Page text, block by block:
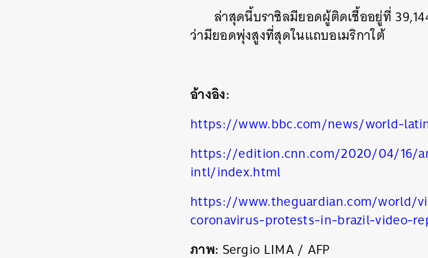
ล่าสุดนี้บราซิลมียอดผู้ติดเชื้ออยู่ที่
ว่ามียอดพุ่งสูงที่สุดในแถบอเมริกาใต้
อ้างอิง:
https://www.bbc.com/news/world-
https://edition.cnn.com/2020/04/16/
intl/index.html
https://www.theguardian.com/world/
coronavirus-protests-in-brazil-video-
ภาพ: Sergio LIMA / AFP
SHARE